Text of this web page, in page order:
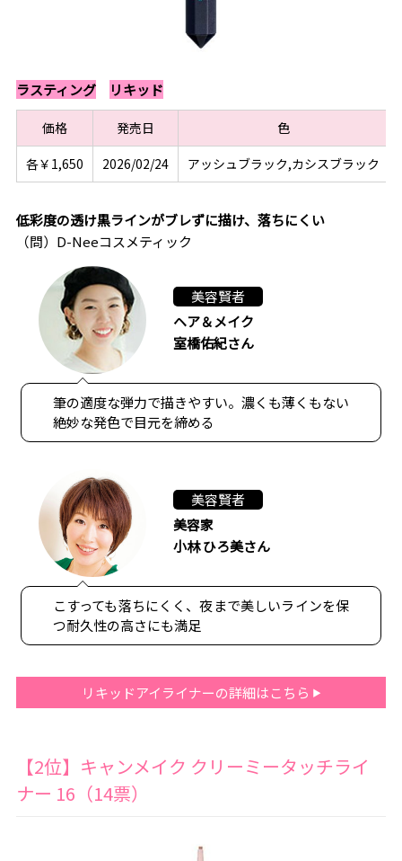
ラスティング リキッド
価格 発売日
色
各￥1,650
2026/02/24 アッシュブラック,カシスブラック
低彩度の透け黒ラインがブレずに描け、落ちにくい
（問）D-Neeコスメティック
美容賢者
ヘア＆メイク
室橋佑紀さん
筆の適度な弾力で描きやすい。濃くも薄くもない
絶妙な発色で目元を締める
美容賢者
美容家
小林 ひろ美さん
こすっても落ちにくく、夜まで美しいラインを保
つ耐久性の高さにも満足
リキッドアイライナーの詳細はこちら
【2位】キャンメイク クリーミータッチライ
ナー 16（14票）